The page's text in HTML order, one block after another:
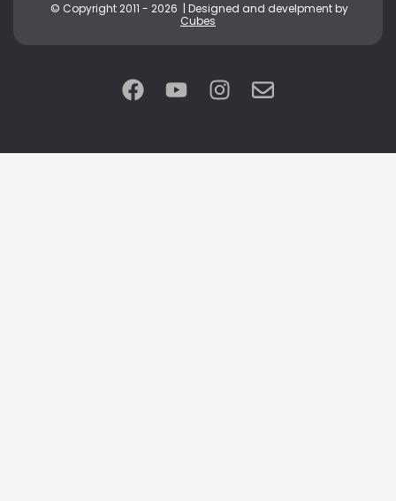
© Copyright 2011 - 2026 | Designed and develpment by
Cubes